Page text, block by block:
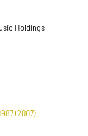
Holdings
(2007)